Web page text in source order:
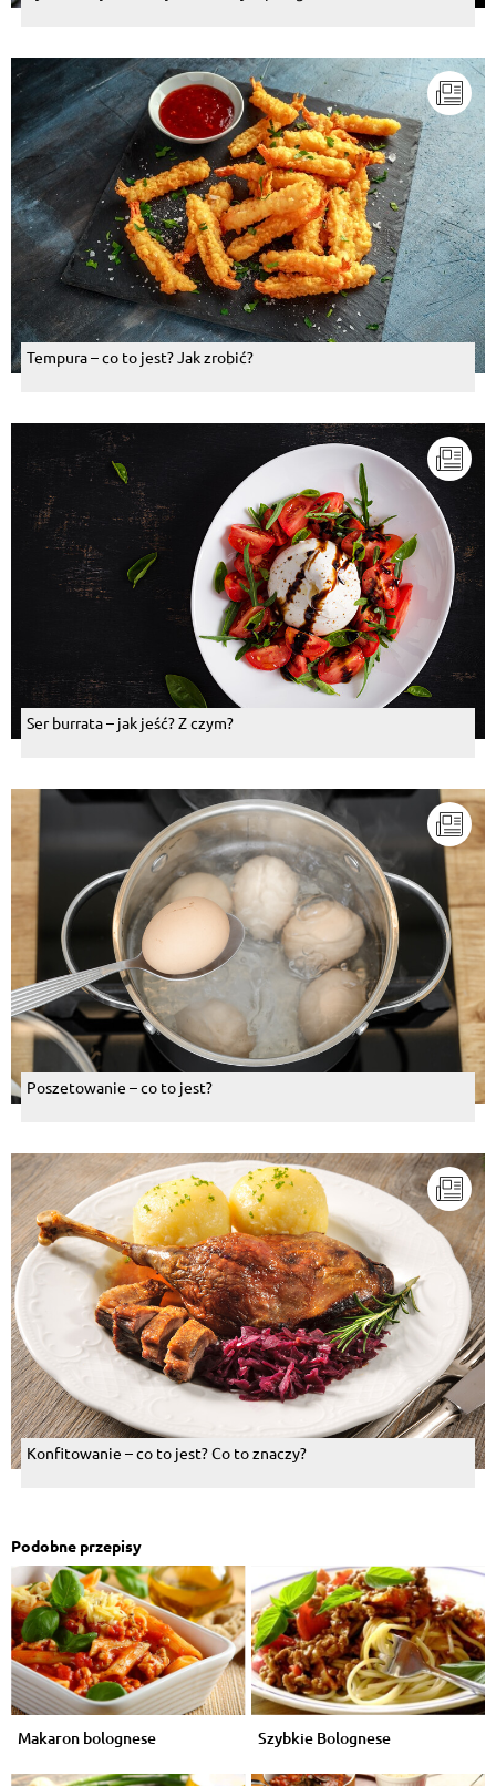
Tempura – co to jest? Jak zrobić?
Ser burrata – jak jeść? Z czym?
Poszetowanie – co to jest?
Konfitowanie – co to jest? Co to znaczy?
Podobne przepisy
Makaron bolognese Szybkie Bolognese